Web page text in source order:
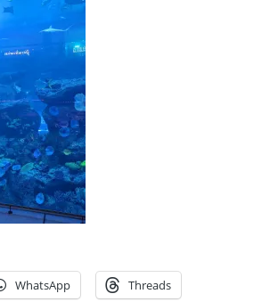
WhatsApp Threads